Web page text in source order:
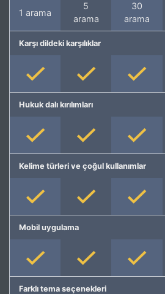
1 arama
5
arama
30
arama
Karşı dildeki karşılıklar
Hukuk dalı kırılımları
Kelime türleri ve çoğul kullanımlar
Mobil uygulama
Farklı tema seçenekleri